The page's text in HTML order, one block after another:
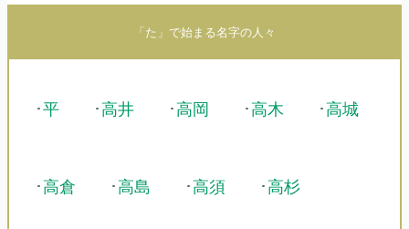
「た」で始まる名字の人々
･平 ･高井 ･高岡 ･高木 ･高城
･高倉 ･高島 ･高須 ･高杉